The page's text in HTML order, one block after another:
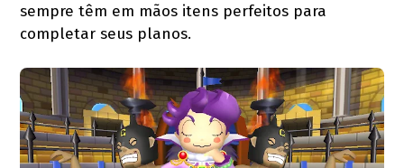
sempre têm em mãos itens perfeitos para
completar seus planos.